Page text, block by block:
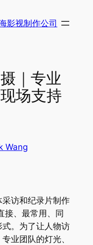
影视制作公司
｜专业
场支持
Wang
访和纪录片制作
接、最常用、同
。为了让人物访
业团队的灯光、